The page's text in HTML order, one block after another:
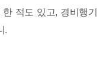
적도 있고, 경비행기
.